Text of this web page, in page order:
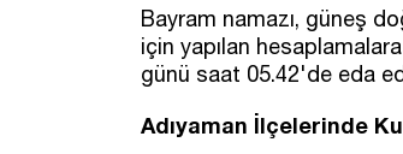
Bayram namazı, güneş
için yapılan
günü saat 05.42'de eda
Adıyaman İlçelerinde